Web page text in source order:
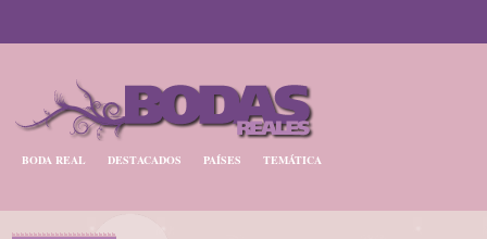
BODA REAL DESTACADOS PAÍSES TEMÁTICA